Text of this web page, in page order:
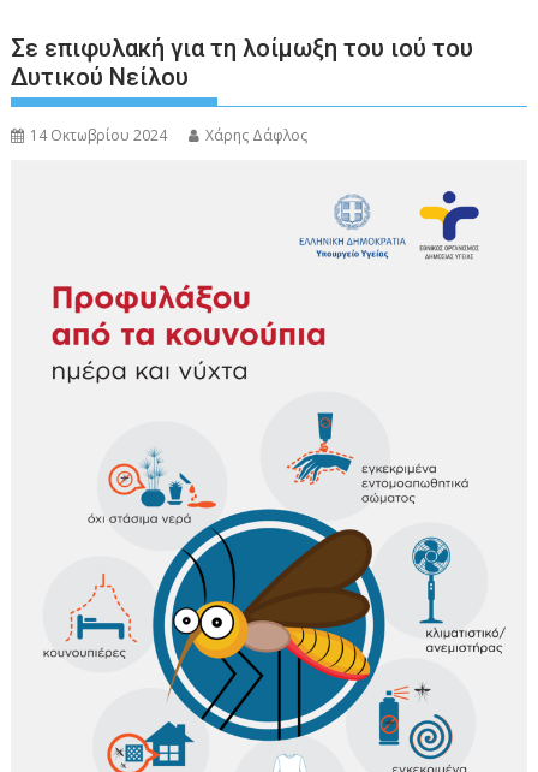
Σε επιφυλακή για τη λοίμωξη του ιού του
Δυτικού Νείλου
14 Οκτωβρίου 2024 Χάρης Δάφλος